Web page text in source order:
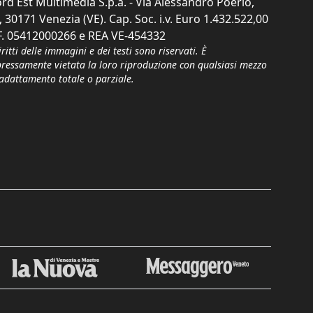
30171 Venezia (VE). Cap. Soc. i.v. Euro 1.432.522,00
05412000266 e REA VE-454332
delle immagini e dei testi sono riservati. È
vietata la loro riproduzione con qualsiasi mezzo
totale o parziale.